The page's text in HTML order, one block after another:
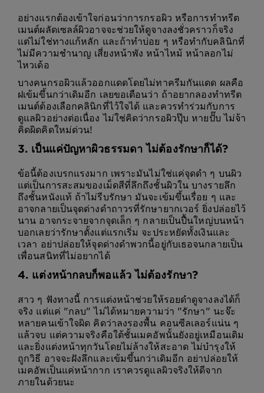
อย่างแรกต้องเข้าใจก่อนว่าการกรอผิว หรือการทำทรีต
เมนต์ผลัดเซลล์ผิวอาจจะช่วยให้ดูจางลงชั่วคราวก็จริง
แต่ไม่ใช่ทางแก้หลัก และถ้าทำบ่อย ๆ หรือทำกับคลินิกที่
ไม่มีความชำนาญ เสี่ยงหน้าพัง หน้าไหม้ หน้าลอกไม่
ไหวเด้อ
บางคนกรอผิวแล้วออกแดดโดยไม่ทาครีมกันแดด ผลคือ
ฝเข้มขึ้นกว่าเดิมอีก เลยขอเตือนว่า ถ้าอยากลองทำทรีต
เมนต์ต้องเลือกคลินิกที่ไว้ใจได้ และควรทำร่วมกับการ
ดูแลผิวอย่างต่อเนื่อง ไม่ใช่คิดว่ากรอผิวปุ๊บ หายปั๊บ ไม่จ้า
คิดผิดคิดใหม่ด่วน!
3. เป็นแค่ปัญหาผิวธรรมดา ไม่ต้องรักษาก็ได้?
ข้อนี้ต้องเบรกแรงมาก เพราะมันไม่ใช่แค่จุดดำ ๆ บนผิว
แต่เป็นการสะสมของเม็ดสีที่ลึกถึงชั้นผิวใน บางรายลึก
ถึงชั้นหนังแท้ ถ้าไม่รีบรักษา มันจะเข้มขึ้นเรื่อย ๆ และ
อาจกลายเป็นจุดด่างดำถาวรที่รักษายากเวอร์ ยิ่งปล่อยไว้
นาน อาจกระจายจากจุดเล็ก ๆ กลายเป็นปื้นใหญ่บนหน้า
บอกเลยว่ารักษาตั้งแต่แรกเริ่ม จะประหยัดทั้งเงินและ
เวลา อย่าปล่อยให้จุดด่างดำพวกนี้อยู่กับเธอจนกลายเป็น
เพื่อนสนิทที่ไม่อยากได้
4. แต่งหน้ากลบก็พอแล้ว ไม่ต้องรักษา?
สาว ๆ ฟังทางนี้ การแต่งหน้าช่วยให้รอยดำดูจางลงได้ก็
จริง แต่แค่ "กลบ" ไม่ได้หมายความว่า "รักษา" นะจ๊ะ
หลายคนเข้าใจผิด คิดว่าลงรองพื้น คอนซีลเลอร์แน่น ๆ
แล้วจบ แต่ความจริงคือใต้ชั้นเมคอัพนั้นยังอยู่เหมือนเดิม
และยิ่งแต่งหน้าทุกวันโดยไม่ล้างให้สะอาด ไม่บำรุงให้
ถูกวิธี อาจจะฝังลึกและเข้มขึ้นกว่าเดิมอีก อย่าปล่อยให้
เมคอัพเป็นแค่หน้ากาก เราควรดูแลผิวจริงให้ดีจาก
ภายในด้วยนะ